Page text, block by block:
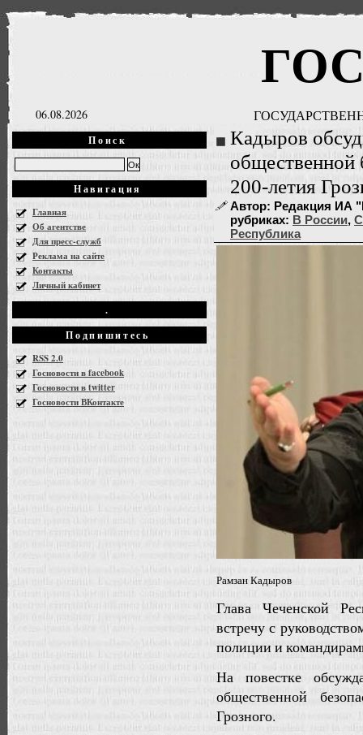
06.08.2026
Поиск
Навигация
Главная
Об агентстве
Для пресс-служб
Реклама на сайте
Контакты
Личный кабинет
.
Подпишитесь
RSS 2.0
Госновости в facebook
Госновости в twitter
Госновости ВКонтакте
Кадыров
общественной
200-летия
Автор: Редакция ИА
рубриках: В России,
Республика
Рамзан Кадыров
Глава Чеченской
встречу с
полиции и
На повестке
общественной
Грозного.